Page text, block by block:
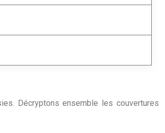
Décryptons ensemble les couvertures